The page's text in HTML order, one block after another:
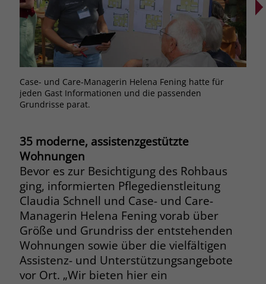
Case- und Care-Managerin Helena Fening hatte für
jeden Gast Informationen und die passenden
Grundrisse parat.
35 moderne, assistenzgestützte
Wohnungen
Bevor es zur Besichtigung des Rohbaus
ging, informierten Pflegedienstleitung
Claudia Schnell und Case- und Care-
Managerin Helena Fening vorab über
Größe und Grundriss der entstehenden
Wohnungen sowie über die vielfältigen
Assistenz- und Unterstützungsangebote
vor Ort. „Wir bieten hier ein
Name PHPSESSID
Anbieter stiftung-liebenau.de
Laufzeit Session
Behält die Zustände des Benutzers bei
Name cookie_optin
Anbieter www.stiftung-liebenau.de
Laufzeit 1 Monat
Zweck
Behält die Zustimmung des Benutzers
zum Cookie Opt-In
Zweck
Browsers und die Einstellungen
exklusiv für diese Website zu speichern.
Dadurch wird gewährleistet, dass
Aktionen, die bei späteren Besuchen
derselben Website durchgeführt
werden, mit derselben
Benutzerkennung verknüpft werden.
Anbieter www.clarity.ms
Laufzeit 1 Jahr
Zweck
Microsoft Clarity setzt dieses Cookie,
um die Seitenaufrufe eines Benutzers
zu speichern und in einer einzigen
Sitzungsaufzeichnung
zusammenzufassen.